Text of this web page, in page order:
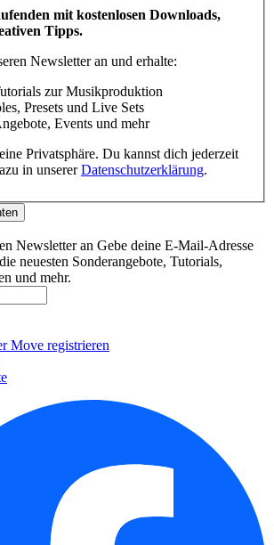
mit kostenlosen Downloads,
Tipps.
Newsletter an und erhalte:
zur Musikproduktion
Presets und Live Sets
Events und mehr
Privatsphäre. Du kannst dich jederzeit
in unsererDatenschutzerklärung.
Newsletter an Gebe deine E-Mail-Adresse
neuesten Sonderangebote, Tutorials,
und mehr.
Move registrieren